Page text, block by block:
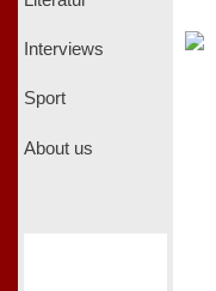
Interviews
Sport
About us